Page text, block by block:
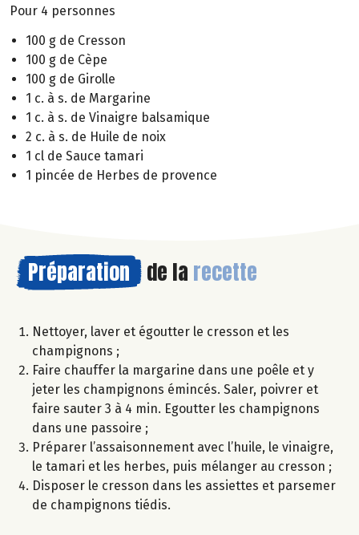
Pour 4 personnes
100 g de Cresson
100 g de Cèpe
100 g de Girolle
1 c. à s. de Margarine
1 c. à s. de Vinaigre balsamique
2 c. à s. de Huile de noix
1 cl de Sauce tamari
1 pincée de Herbes de provence
Préparation de la recette
Nettoyer, laver et égoutter le cresson et les
champignons ;
Faire chauffer la margarine dans une poêle et y
jeter les champignons émincés. Saler, poivrer et
faire sauter 3 à 4 min. Egoutter les champignons
dans une passoire ;
Préparer l’assaisonnement avec l’huile, le vinaigre,
le tamari et les herbes, puis mélanger au cresson ;
Disposer le cresson dans les assiettes et parsemer
de champignons tiédis.